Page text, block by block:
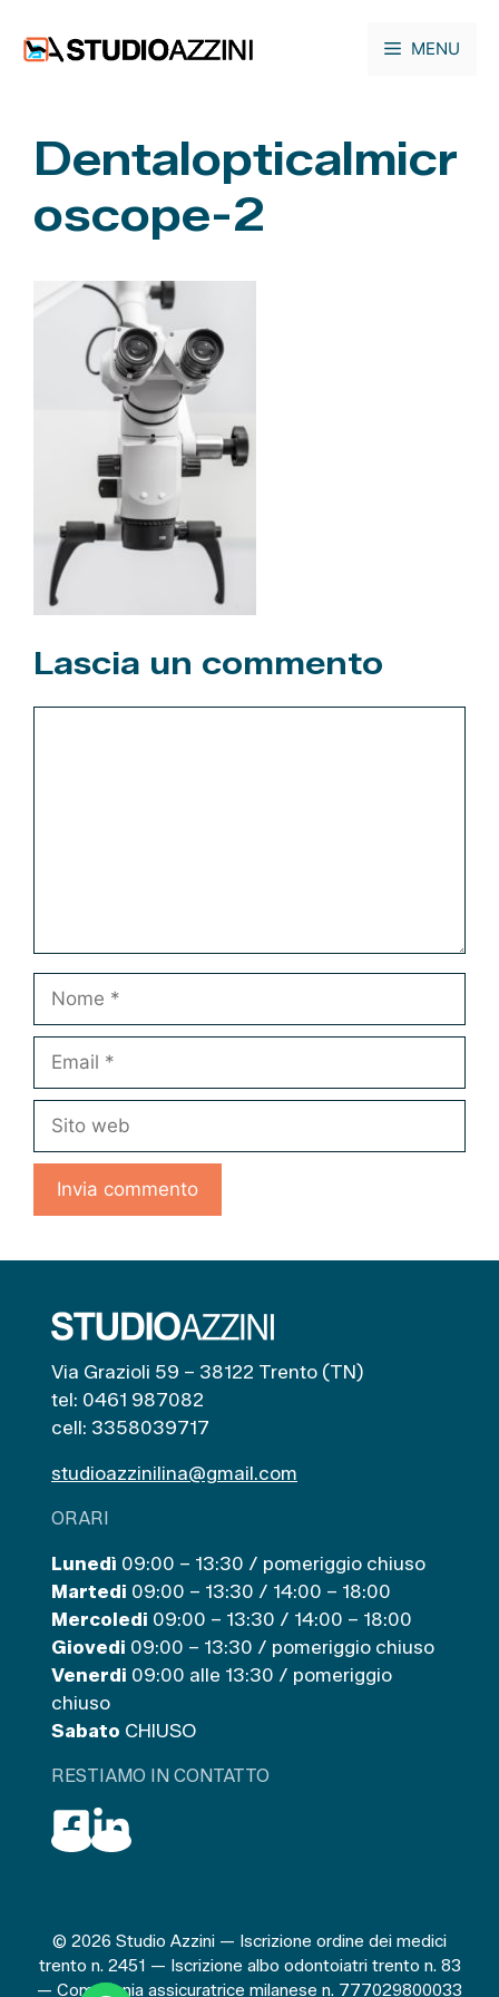
contenuto
MENU
Dentalopticalmicr
oscope-2
Lascia un commento
web
Via Grazioli 59 – 38122 Trento (TN)
tel: 0461 987082
cell: 3358039717
studioazzinilina@gmail.com
ORARI
Lunedì 09:00 – 13:30 / pomeriggio chiuso
Martedi 09:00 – 13:30 / 14:00 – 18:00
Mercoledi 09:00 – 13:30 / 14:00 – 18:00
Giovedi 09:00 – 13:30 / pomeriggio chiuso
Venerdi 09:00 alle 13:30 / pomeriggio
chiuso
Sabato CHIUSO
RESTIAMO IN CONTATTO
© 2026 Studio Azzini — Iscrizione ordine dei medici
trento n. 2451 — Iscrizione albo odontoiatri trento n. 83
— Compagnia assicuratrice milanese n. 777029800033